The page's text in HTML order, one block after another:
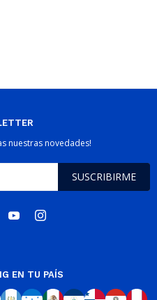
nuestras novedades!
SUSCRIBIRME
 
EN TU PAÍS